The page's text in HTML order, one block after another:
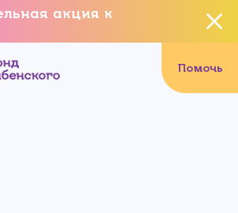
акция к
Помочь
что хотите
данное событие?